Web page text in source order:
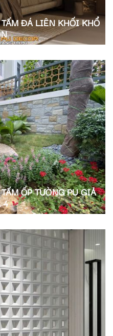
ĐÁ LIÊN KHỐI KHỔ
ỐP TƯỜNG PU GIẢ
4